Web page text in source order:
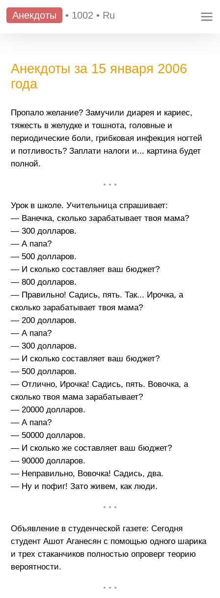
Анекдоты • 1002 • Ru
Анекдоты за 15 января 2006
года
Пропало желание? Замучили диарея и кариес,
тяжесть в желудке и тошнота, головные и
периодические боли, грибковая инфекция ногтей
и потливость? Заплати налоги и... картина будет
полной.
• • •
Урок в школе. Учительница спрашивает:
— Ванечка, сколько зарабатывает твоя мама?
— 300 долларов.
— А папа?
— 500 долларов.
— И сколько составляет ваш бюджет?
— 800 долларов.
— Правильно! Садись, пять. Так... Ирочка, а
сколько зарабатывает твоя мама?
— 200 долларов.
— А папа?
— 300 долларов.
— И сколько составляет ваш бюджет?
— 500 долларов.
— Отлично, Ирочка! Садись, пять. Вовочка, а
сколько твоя мама зарабатывает?
— 20000 долларов.
— А папа?
— 50000 долларов.
— И сколько же составляет ваш бюджет?
— 90000 долларов.
— Неправильно, Вовочка! Садись, два.
— Ну и пофиг! Зато живем, как люди.
• • •
Объявление в студенческой газете: Сегодня
студент Ашот Аганесян с помощью одного шарика
и трех стаканчиков полностью опроверг теорию
вероятности.
• • •